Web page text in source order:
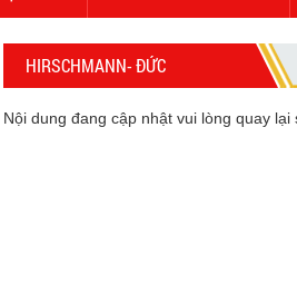
HIRSCHMANN- ĐỨC
Nội dung đang cập nhật vui lòng quay lại